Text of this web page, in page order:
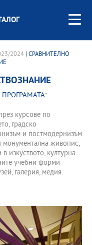
2024 | СРАВНИТЕЛНО
курсове по
градско
и постмодернизъм
монументална живопис,
изкуството, културна
учебни форми
галерия, медия.